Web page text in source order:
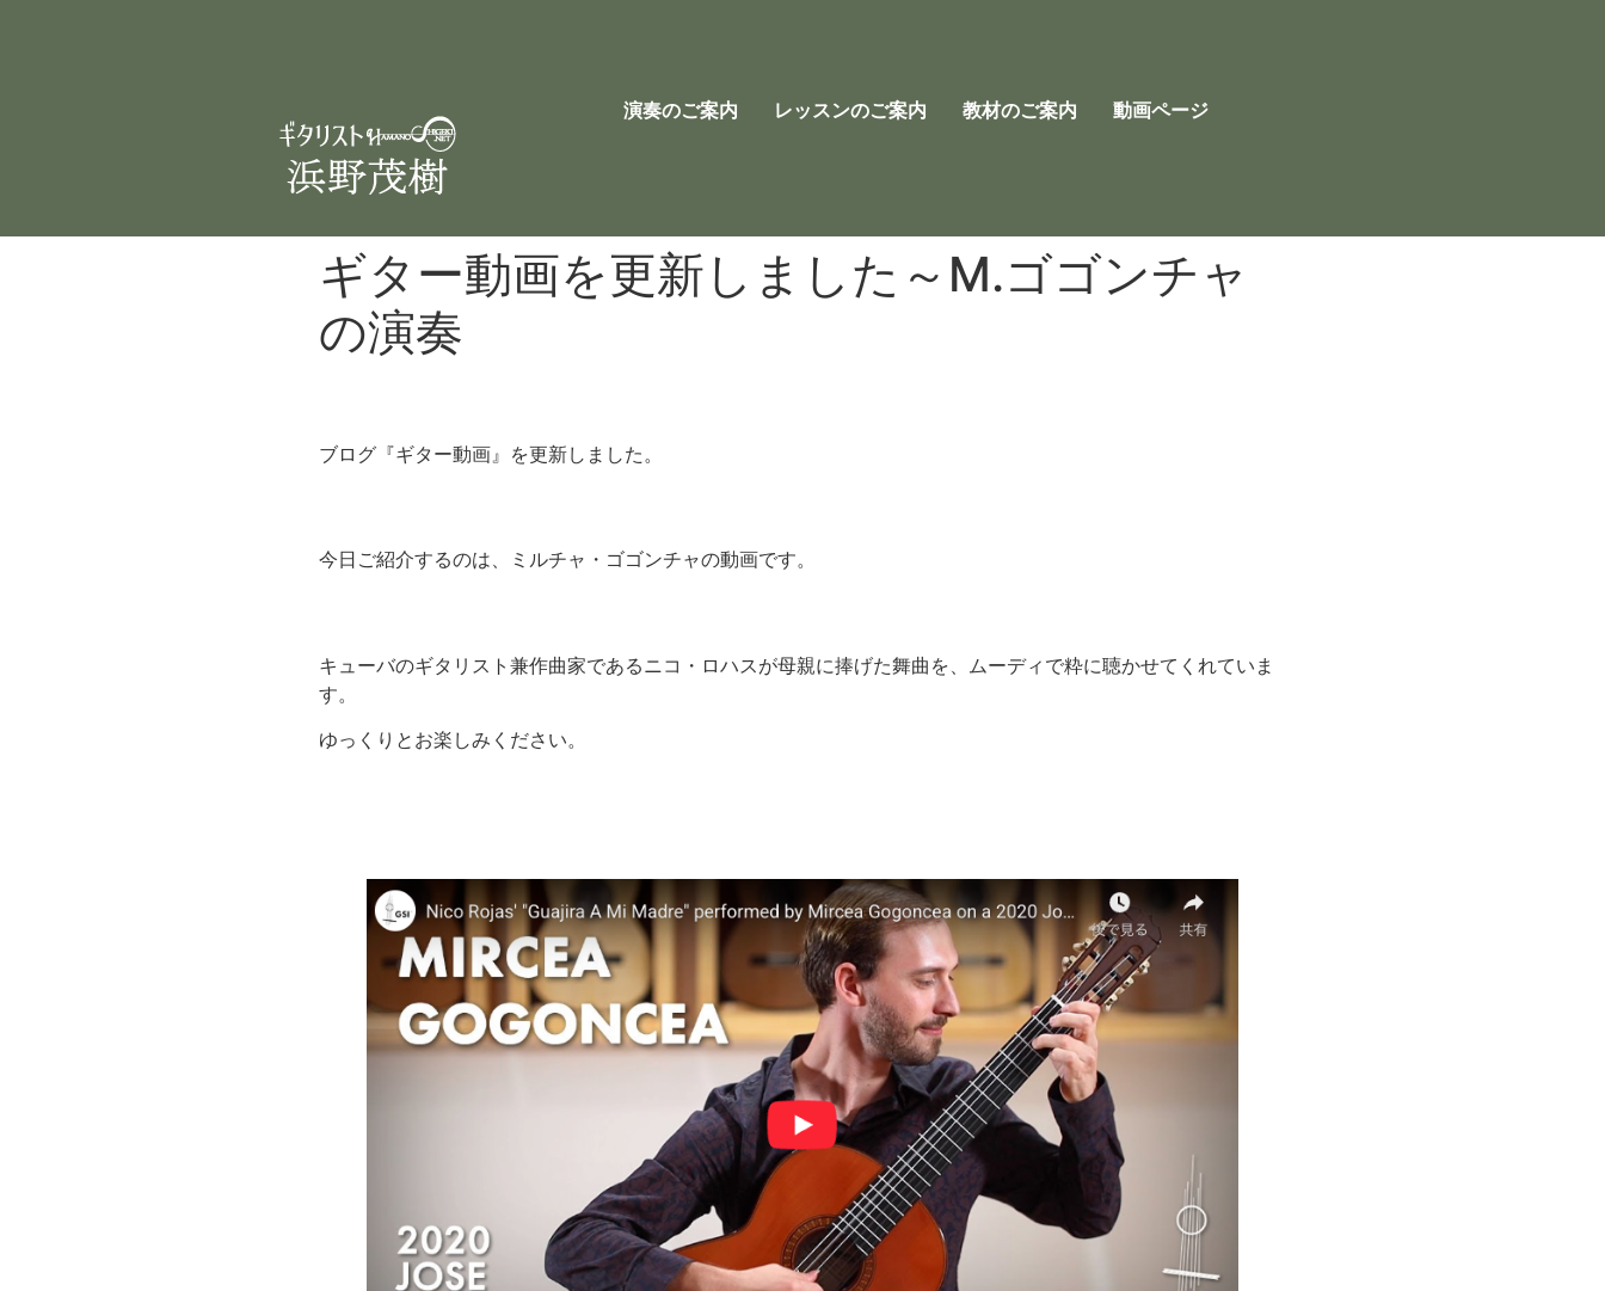
演奏のご案内 レッスンのご案内 教材のご案内 動画ページ
ギター動画を更新しました～M.ゴゴンチャ
の演奏
ブログ『ギター動画』を更新しました。
今日ご紹介するのは、ミルチャ・ゴゴンチャの動画です。
キューバのギタリスト兼作曲家であるニコ・ロハスが母親に捧げた舞曲を、ムーディで粋に聴かせてくれていま
す。
ゆっくりとお楽しみください。